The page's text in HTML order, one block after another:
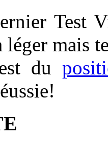
Test
léger mais
du